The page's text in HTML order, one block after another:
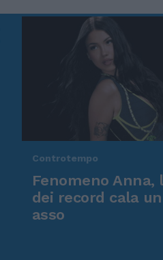
Controtempo
Fenomeno Anna,
dei record cala
asso